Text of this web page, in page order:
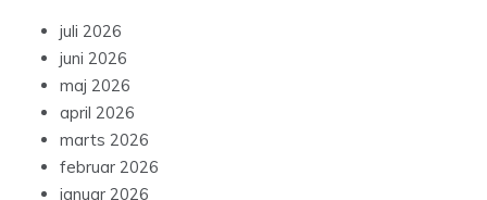
juli 2026
juni 2026
maj 2026
april 2026
marts 2026
februar 2026
januar 2026